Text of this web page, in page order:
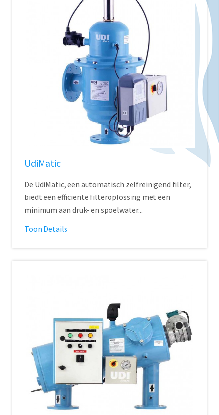
UdiMatic
De UdiMatic, een automatisch zelfreinigend filter,
biedt een efficiënte filteroplossing met een
minimum aan druk- en spoelwater...
Toon Details